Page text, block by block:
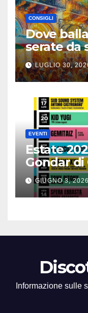
CONSIGLI
Dove
serate da
allaLUGLIO 30,
EVENTI
Estate
Gondar
eventi da
GIUGNO 3, 2026
Informazione sulle